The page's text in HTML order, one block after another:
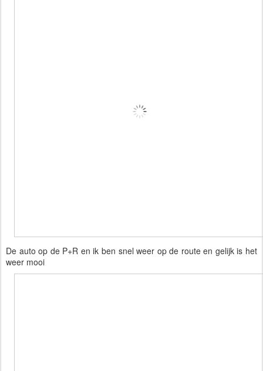
De auto op de P+R en ik ben snel weer op de route en gelijk is het
weer mooi